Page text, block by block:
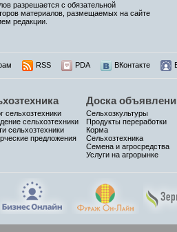
разрешается с обязательной
материалов, размещаемых на сайте
редакции.
RSS PDA ВКонтакте
сельхозтехники
сельхозтехники
сельхозтехники
предложения
Доска
Сельхозкультуры
Продукты переработки
Корма
Сельхозтехника
Семена и агросредства
Услуги на агрорынке